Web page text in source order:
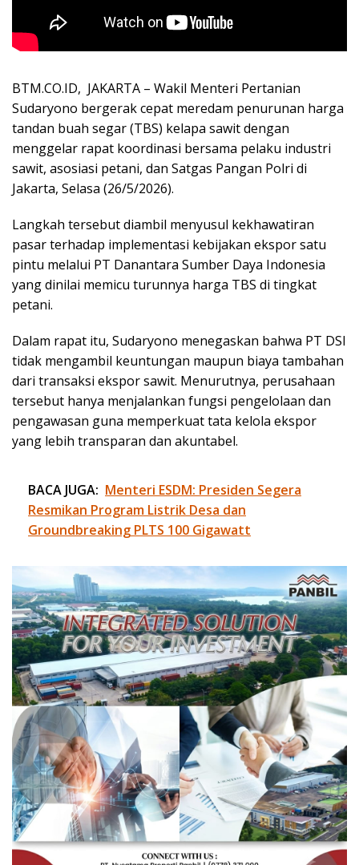
BTM.CO.ID, JAKARTA – Wakil Menteri Pertanian
Sudaryono bergerak cepat meredam penurunan harga
tandan buah segar (TBS) kelapa sawit dengan
menggelar rapat koordinasi bersama pelaku industri
sawit, asosiasi petani, dan Satgas Pangan Polri di
Jakarta, Selasa (26/5/2026).
Langkah tersebut diambil menyusul kekhawatiran
pasar terhadap implementasi kebijakan ekspor satu
pintu melalui PT Danantara Sumber Daya Indonesia
yang dinilai memicu turunnya harga TBS di tingkat
petani.
Dalam rapat itu, Sudaryono menegaskan bahwa PT DSI
tidak mengambil keuntungan maupun biaya tambahan
dari transaksi ekspor sawit. Menurutnya, perusahaan
tersebut hanya menjalankan fungsi pengelolaan dan
pengawasan guna memperkuat tata kelola ekspor
yang lebih transparan dan akuntabel.
BACA JUGA: Menteri ESDM: Presiden Segera
Resmikan Program Listrik Desa dan
Groundbreaking PLTS 100 Gigawatt